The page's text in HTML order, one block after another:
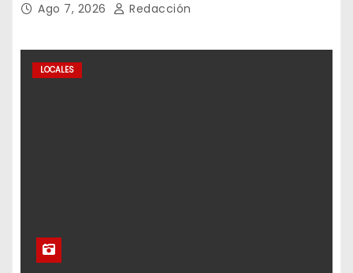
Ago 7, 2026 Redacción
LOCALES